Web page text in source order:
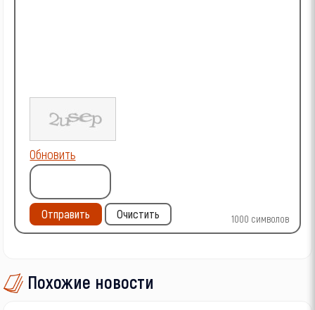
1000 символов
Обновить
Отправить Очистить
Похожие новости